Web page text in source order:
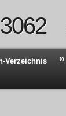
Verzeichnis